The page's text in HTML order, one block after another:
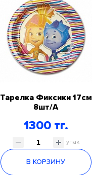
Тарелка Фиксики 17см
8шт/A
1300 тг.
упак
В КОРЗИНУ